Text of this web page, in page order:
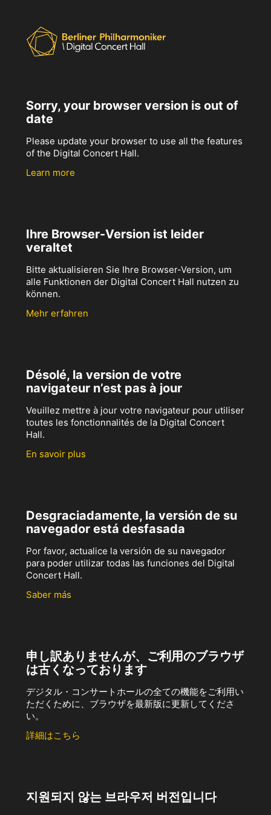
Sorry, your browser version is out of
date
Please update your browser to use all the features
of the Digital Concert Hall.
Learn more
Ihre Browser-Version ist leider
veraltet
Bitte aktualisieren Sie Ihre Browser-Version, um
alle Funktionen der Digital Concert Hall nutzen zu
können.
Mehr erfahren
Désolé, la version de votre
navigateur n’est pas à jour
Veuillez mettre à jour votre navigateur pour utiliser
toutes les fonctionnalités de la Digital Concert
Hall.
En savoir plus
Desgraciadamente, la versión de su
navegador está desfasada
Por favor, actualice la versión de su navegador
para poder utilizar todas las funciones del Digital
Concert Hall.
Saber más
申し訳ありませんが、ご利用のブラウザ
は古くなっております
デジタル・コンサートホールの全ての機能をご利用い
ただくために、ブラウザを最新版に更新してくださ
い。
詳細はこちら
지원되지 않는 브라우저 버전입니다